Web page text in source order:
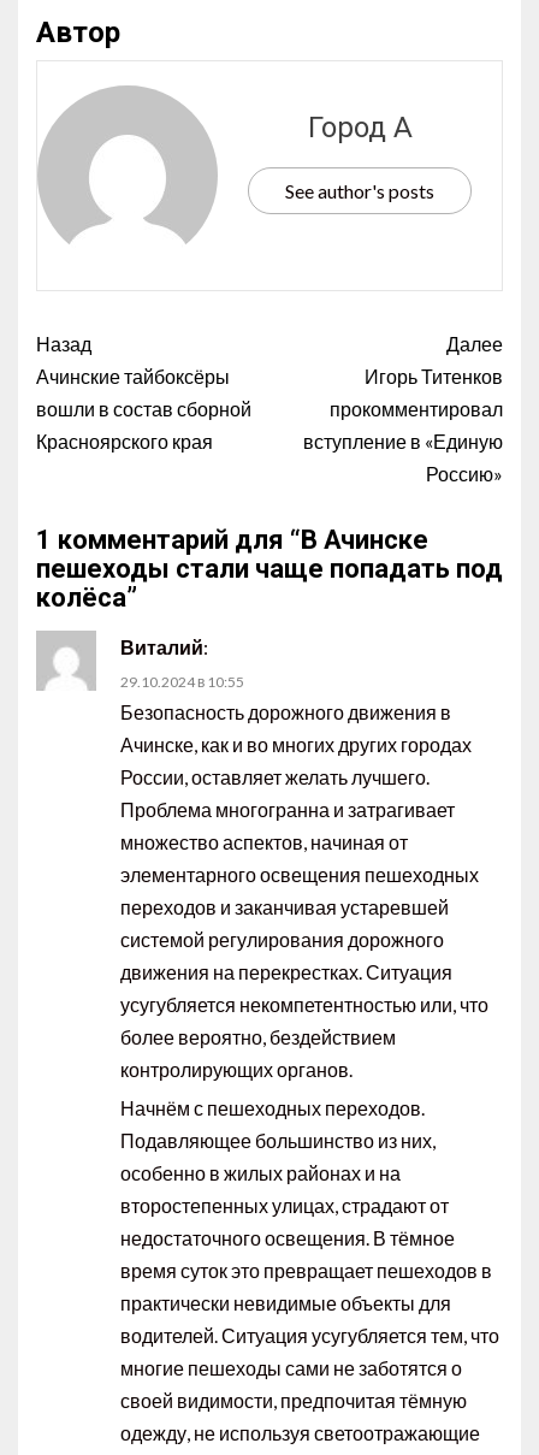
Автор
Город А
See author's posts
Назад
Ачинские тайбоксёры
вошли в состав сборной
Красноярского края
Далее
Игорь Титенков
прокомментировал
вступление в «Единую
Россию»
1 комментарий для “В Ачинске
пешеходы стали чаще попадать под
колёса”
Виталий:
29.10.2024 в 10:55
Безопасность дорожного движения в
Ачинске, как и во многих других городах
России, оставляет желать лучшего.
Проблема многогранна и затрагивает
множество аспектов, начиная от
элементарного освещения пешеходных
переходов и заканчивая устаревшей
системой регулирования дорожного
движения на перекрестках. Ситуация
усугубляется некомпетентностью или, что
более вероятно, бездействием
контролирующих органов.
Начнём с пешеходных переходов.
Подавляющее большинство из них,
особенно в жилых районах и на
второстепенных улицах, страдают от
недостаточного освещения. В тёмное
время суток это превращает пешеходов в
практически невидимые объекты для
водителей. Ситуация усугубляется тем, что
многие пешеходы сами не заботятся о
своей видимости, предпочитая тёмную
одежду, не используя светоотражающие